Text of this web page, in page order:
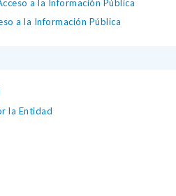
a la Información Pública
a la Información Pública
la Entidad